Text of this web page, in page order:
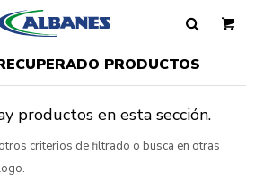
PRODUCTOS
productos en esta sección.
criterios de filtrado o busca en otras